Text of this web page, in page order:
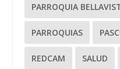
PARROQUIA
PARROQUIAS
REDCAM SALUD